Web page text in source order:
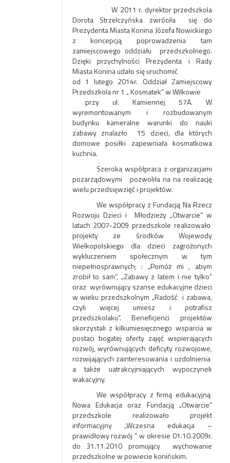
W 2011 r. dyrektor przedszkola
Dorota Strzelczyńska zwróciła się do
Prezydenta Miasta Konina Józefa Nowickiego
z koncepcją poprowadzenia tam
zamiejscowego oddziału przedszkolnego.
Dzięki przychylności Prezydenta i Rady
Miasta Konina udało się uruchomić
od 1 lutego 2014r. Oddział Zamiejscowy
Przedszkola nr 1 „ Kosmatek” w Wilkowie
przy ul. Kamiennej 57A. W
wyremontowanym i rozbudowanym
budynku kameralne warunki do nauki
zabawy znalazło 15 dzieci, dla których
domowe posiłki zapewniała kosmatkowa
kuchnia.
Szeroka współpraca z organizacjami
pozarządowymi pozwoliła na na realizację
wielu przedsięwzięć i projektów.
We współpracy z Fundacją Na Rzecz
Rozwoju Dzieci i Młodzieży „Otwarcie” w
latach 2007-2009 przedszkole realizowało
projekty ze środków Wojewody
Wielkopolskiego dla dzieci zagrożonych
wykluczeniem społecznym w tym
niepełnosprawnych; : „Pomóż mi , abym
zrobił to sam”, „Zabawy z latem i nie tylko”
oraz wyrównujący szanse edukacyjne dzieci
w wieku przedszkolnym „Radość i zabawa,
czyli więcej umiesz i potrafisz
przedszkolaku”. Beneficjenci projektów
skorzystali z kilkumiesięcznego wsparcia w
postaci bogatej oferty zajęć wspierających
rozwój, wyrównujących deficyty rozwojowe,
rozwijających zainteresowania i uzdolnienia
a także uatrakcyjniających wypoczynek
wakacyjny.
We współpracy z firmą edukacyjną
Nowa Edukacja oraz Fundacją „Otwarcie”
przedszkole realizowało projekt
informacyjny „Wczesna edukacja –
prawidłowy rozwój ” w okresie 01.10.2009r.
do 31.11.2010 promujący wychowanie
przedszkolne w powiecie konińskim.